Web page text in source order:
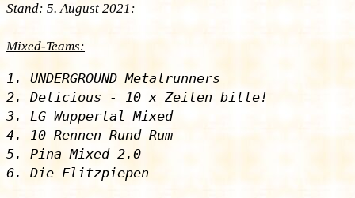
Stand: 5. August 2021:
Mixed-Teams:
1. UNDERGROUND Metalrunners
2. Delicious - 10 x Zeiten bitte!
3. LG Wuppertal Mixed
4. 10 Rennen Rund Rum
5. Pina Mixed 2.0